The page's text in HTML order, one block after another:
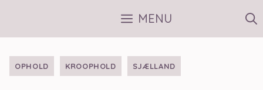
indhold
MENU
OPHOLD KROOPHOLD SJÆLLAND